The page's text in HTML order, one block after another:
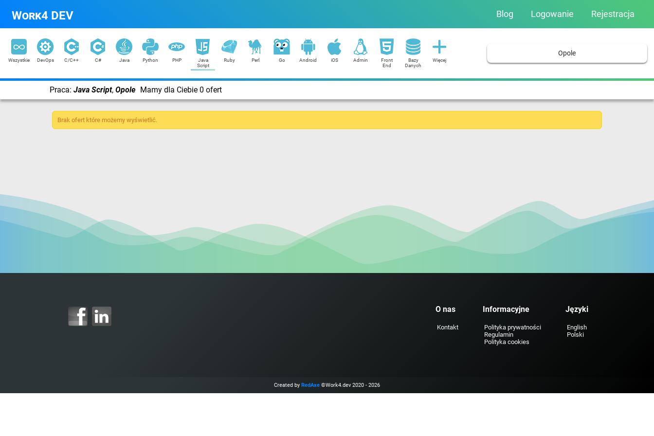
Work4 DEV Blog Logowanie Rejestracja
Wszystkie DevOps C/C++ C# Java Python PHP
Java
Script
Ruby Perl Go Android iOS Admin
Front
End
Bazy
Danych
Więcej
Opole
Praca: Java Script, Opole Mamy dla Ciebie 0 ofert
Brak ofert które możemy wyświetlić.
O nas
Kontakt
Informacyjne
Polityka prywatności
Regulamin
Polityka cookies
Języki
English
Polski
Created by RedAxe ©Work4.dev 2020 - 2026